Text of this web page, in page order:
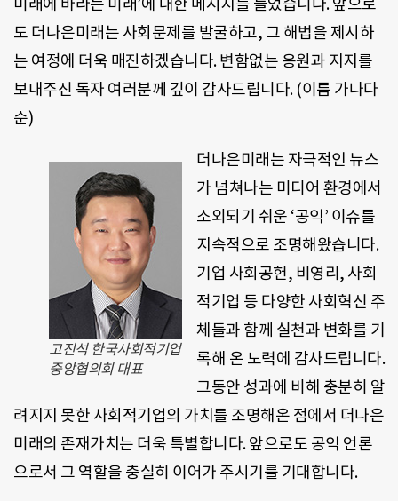
미래에 바라는 미래’에 대한 메시지를 들었습니다. 앞으로
도 더나은미래는 사회문제를 발굴하고, 그 해법을 제시하
는 여정에 더욱 매진하겠습니다. 변함없는 응원과 지지를
보내주신 독자 여러분께 깊이 감사드립니다. (이름 가나다
순)
고진석 한국사회적기업
중앙협의회 대표
더나은미래는 자극적인 뉴스
가 넘쳐나는 미디어 환경에서
소외되기 쉬운 ‘공익’ 이슈를
지속적으로 조명해왔습니다.
기업 사회공헌, 비영리, 사회
적기업 등 다양한 사회혁신 주
체들과 함께 실천과 변화를 기
록해 온 노력에 감사드립니다.
그동안 성과에 비해 충분히 알
려지지 못한 사회적기업의 가치를 조명해온 점에서 더나은
미래의 존재가치는 더욱 특별합니다. 앞으로도 공익 언론
으로서 그 역할을 충실히 이어가 주시기를 기대합니다.